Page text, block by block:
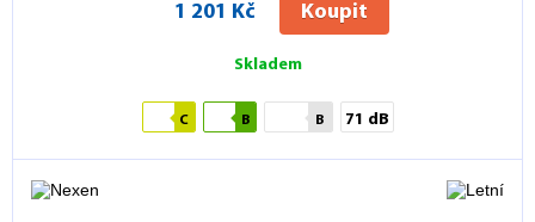
1 201 Kč Koupit
Skladem
C B B 71 dB